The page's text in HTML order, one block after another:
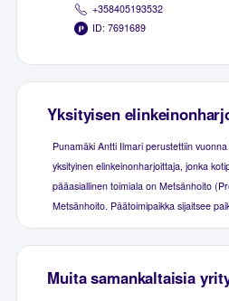
+358405193532
ID: 7691689
Yksityisen
Punamäki Antti Ilmari perustettiin
yksityinen elinkeinonharjoittaja, jonka
pääasiallinen toimiala on Metsänhoito
Metsänhoito. Päätoimipaikka sijaitsee
Muita samankaltaisia